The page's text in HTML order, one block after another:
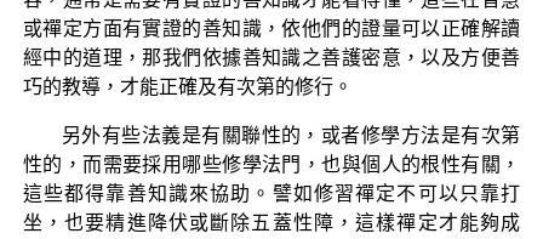
或禪定方面有實證的善知識，依他們的證量可以正確解讀
經中的道理，那我們依據善知識之善護密意，以及方便善
巧的教導，才能正確及有次第的修行。
另外有些法義是有關聯性的，或者修學方法是有次第
性的，而需要採用哪些修學法門，也與個人的根性有關，
這些都得靠善知識來協助。譬如修習禪定不可以只靠打
坐，也要精進降伏或斷除五蓋性障，這樣禪定才能夠成